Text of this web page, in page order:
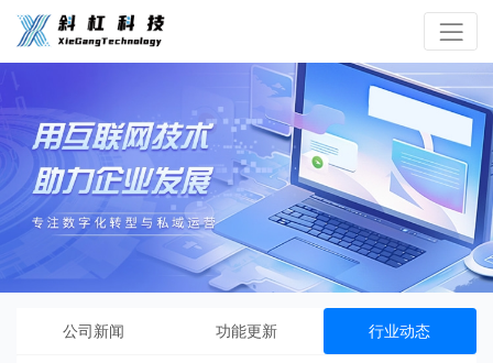
公司新闻 功能更新 行业动态